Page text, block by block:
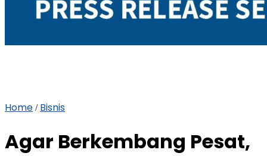
Home / Bisnis
Agar Berkembang Pesat,